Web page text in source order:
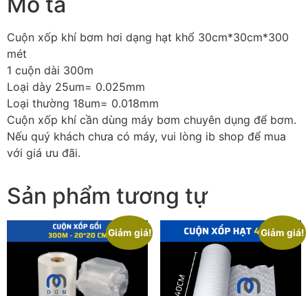
Cuộn xốp khí bơm hơi dạng hạt khổ 30cm*30cm*300
mét
1 cuộn dài 300m
Loại dày 25um= 0.025mm
Loại thường 18um= 0.018mm
Cuộn xốp khí cần dùng máy bơm chuyên dụng để bơm.
Nếu quý khách chưa có máy, vui lòng ib shop để mua
với giá ưu đãi.
Sản phẩm tương tự
Giảm giá! Giảm giá!